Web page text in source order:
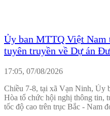
Ủy ban MTTQ Việt Nam
tuyên truyền về Dự án
17:05, 07/08/2026
Chiều 7-8, tại xã Vạn Ninh, Ủy
Hòa tổ chức hội nghị thông tin,
tốc độ cao trên trục Bắc - Nam